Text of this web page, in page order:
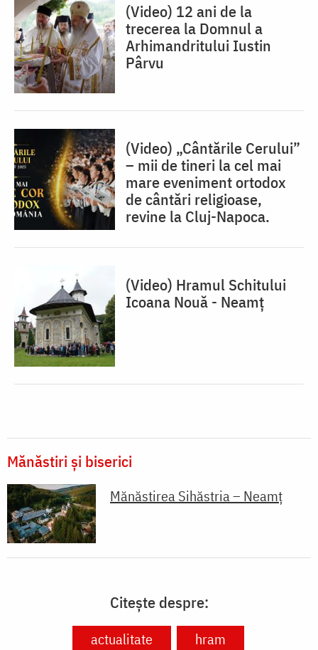
(Video) 12 ani de la
trecerea la Domnul a
Arhimandritului Iustin
Pârvu
(Video) „Cântările Cerului”
– mii de tineri la cel mai
mare eveniment ortodox
de cântări religioase,
revine la Cluj-Napoca.
(Video) Hramul Schitului
Icoana Nouă - Neamț
Mănăstiri și biserici
Mănăstirea Sihăstria – Neamț
Citește despre:
actualitate hram